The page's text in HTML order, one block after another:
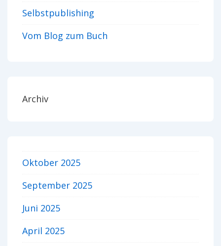
Selbstpublishing
Vom Blog zum Buch
Archiv
Oktober 2025
September 2025
Juni 2025
April 2025